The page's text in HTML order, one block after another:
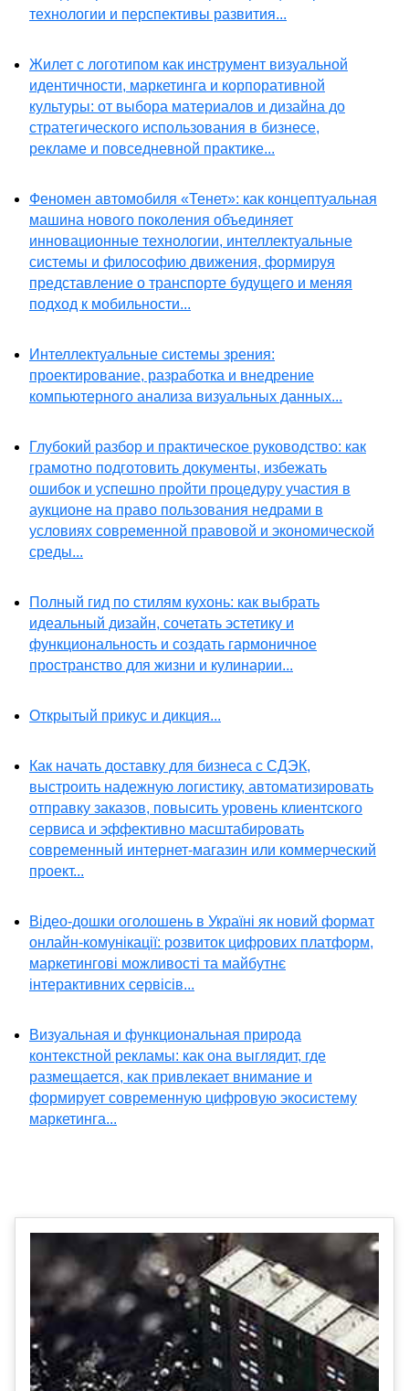
технологии и перспективы развития...
Жилет с логотипом как инструмент визуальной
идентичности, маркетинга и корпоративной
культуры: от выбора материалов и дизайна до
стратегического использования в бизнесе,
рекламе и повседневной практике...
Феномен автомобиля «Тенет»: как концептуальная
машина нового поколения объединяет
инновационные технологии, интеллектуальные
системы и философию движения, формируя
представление о транспорте будущего и меняя
подход к мобильности...
Интеллектуальные системы зрения:
проектирование, разработка и внедрение
компьютерного анализа визуальных данных...
Глубокий разбор и практическое руководство: как
грамотно подготовить документы, избежать
ошибок и успешно пройти процедуру участия в
аукционе на право пользования недрами в
условиях современной правовой и экономической
среды...
Полный гид по стилям кухонь: как выбрать
идеальный дизайн, сочетать эстетику и
функциональность и создать гармоничное
пространство для жизни и кулинарии...
Открытый прикус и дикция...
Как начать доставку для бизнеса с СДЭК,
выстроить надежную логистику, автоматизировать
отправку заказов, повысить уровень клиентского
сервиса и эффективно масштабировать
современный интернет-магазин или коммерческий
проект...
Відео-дошки оголошень в Україні як новий формат
онлайн-комунікації: розвиток цифрових платформ,
маркетингові можливості та майбутнє
інтерактивних сервісів...
Визуальная и функциональная природа
контекстной рекламы: как она выглядит, где
размещается, как привлекает внимание и
формирует современную цифровую экосистему
маркетинга...